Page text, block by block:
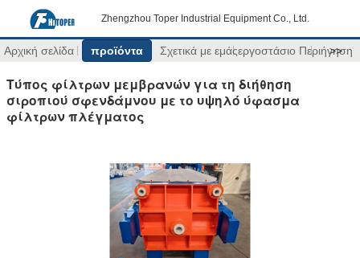
Zhengzhou Toper Industrial Equipment Co., Ltd.
Αρχική σελίδα προϊόντα Σχετικά με εμάςεργοστάσιο Περιήγηση
>>
Τύπος φίλτρων μεμβρανών για τη διήθηση
σιροπιού σφενδάμνου με το υψηλό ύφασμα
φίλτρων πλέγματος